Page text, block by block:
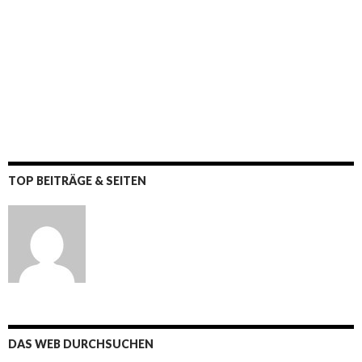
TOP BEITRÄGE & SEITEN
DAS WEB DURCHSUCHEN